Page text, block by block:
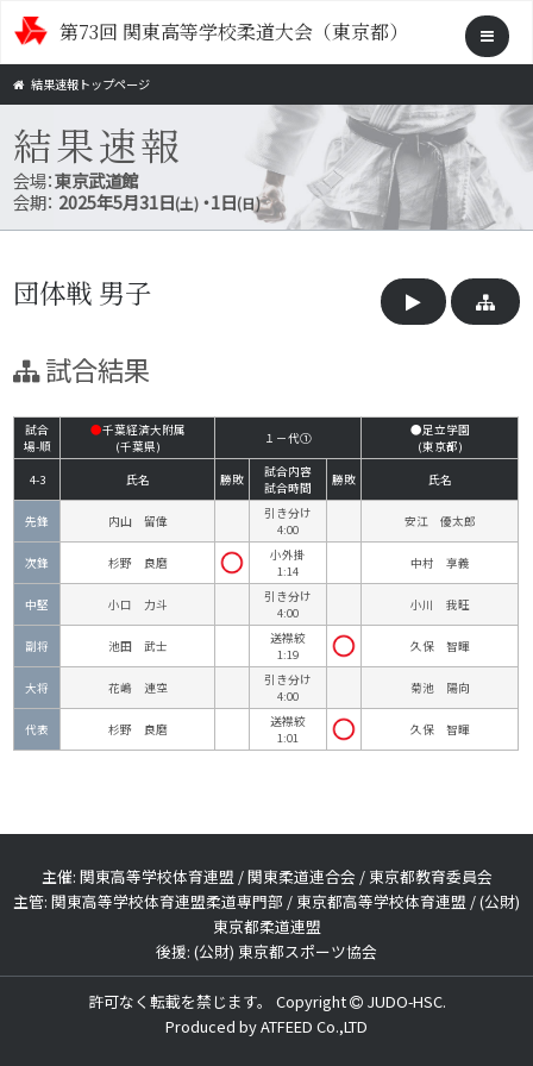
第73回 関東高等学校柔道大会（東京都）
結果速報トップページ
結果速報
会場：東京武道館
会期： 2025年5月31日(土) ・1日(日)
団体戦 男子
試合結果
試合
場-順
●千葉経済大附属
(千葉県)
１－代①
●足立学園
(東京都)
4-3
氏名 勝敗
試合内容
試合時間
勝敗 氏名
先鋒 内山 留偉
引き分け
4:00
安江 優太郎
次鋒 杉野 良磨
小外掛
1:14
中村 享義
中堅 小口 力斗
引き分け
4:00
小川 我旺
副将 池田 武士
送襟絞
1:19
久保 智暉
大将 花嶋 連空
引き分け
4:00
菊池 陽向
代表 杉野 良磨
送襟絞
1:01
久保 智暉
主催: 関東高等学校体育連盟 / 関東柔道連合会 / 東京都教育委員会
主管: 関東高等学校体育連盟柔道専門部 / 東京都高等学校体育連盟 / (公財)
東京都柔道連盟
後援: (公財) 東京都スポーツ協会
許可なく転載を禁じます。 Copyright
JUDO-HSC.
Produced byATFEED Co.,LTD